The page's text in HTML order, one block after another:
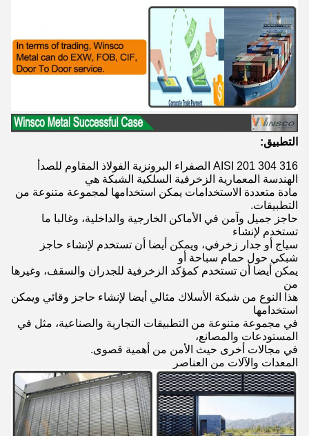
التطبيق:
AISI 201 304 316 الصفراء البرونزية الفولاذ المقاوم للصدأ
الهندسة المعمارية الزخرفية السلكية الشبكة هي
مادة متعددة الاستخدامات يمكن استخدامها لمجموعة متنوعة من
التطبيقات.
حاجز جميل وآمن في الأماكن الخارجية والداخلية، وغالبا ما
تستخدم لإنشاء
سياج أو جدار زخرفي، ويمكن أيضا أن تستخدم لإنشاء حاجز
شبكي حول حمام سباحة أو
يمكن أيضا أن تستخدم كمؤكد الزخرفية للجدران والسقف، وغيرها
من
هذا النوع من شبكة الأسلاك مثالي أيضا لإنشاء حاجز وقائي ويمكن
استخدامها
في مجموعة متنوعة من التطبيقات التجارية والصناعية، مثل في
المستودعات والمصانع،
في مجالات أخرى حيث الأمن من أهمية قصوى.
المعدات والآلات من العناصر